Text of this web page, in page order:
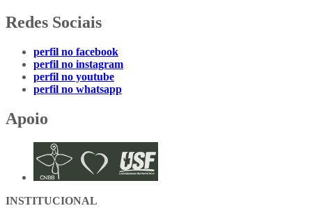
Redes Sociais
perfil no facebook
perfil no instagram
perfil no youtube
perfil no whatsapp
Apoio
INSTITUCIONAL